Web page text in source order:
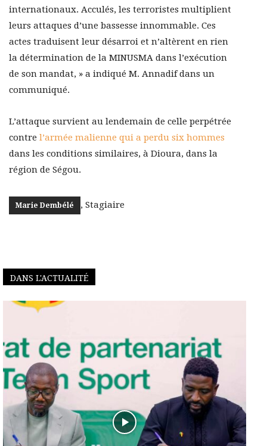
internationaux. Acculés, les terroristes multiplient
leurs attaques d’une bassesse innommable. Ces
actes traduisent leur désarroi et n’altèrent en rien
la détermination de la MINUSMA dans l’exécution
de son mandat, » a indiqué M. Annadif dans un
communiqué.
L’attaque survient au lendemain de celle perpétrée
contre l’armée malienne qui a perdu six hommes
dans les conditions similaires, à Dioura, dans la
région de Ségou.
Marie Dembélé , Stagiaire
DANS L'ACTUALITÉ